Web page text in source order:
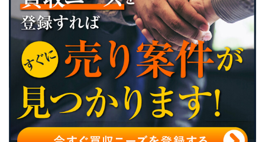
物流事業の売却方法と流れ
物流事業の事業売却における注意点
物流事業の事業売却事例
物流事業の事業売却はM&A仲介会社などの専門家に相談
まとめ